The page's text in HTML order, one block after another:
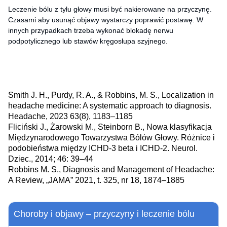
Choroby i objawy – przyczyny i leczenie bólu
Leczenie bólu z tyłu głowy musi być nakierowane na przyczynę.
Czasami aby usunąć objawy wystarczy poprawić postawę. W
innych przypadkach trzeba wykonać blokadę nerwu
podpotylicznego lub stawów kręgosłupa szyjnego.
Smith J. H., Purdy, R. A., & Robbins, M. S., Localization in
headache medicine: A systematic approach to diagnosis.
Headache, 2023 63(8), 1183–1185
Fliciński J., Żarowski M., Steinborn B., Nowa klasyfikacja
Międzynarodowego Towarzystwa Bólów Głowy. Różnice i
podobieństwa między ICHD-3 beta i ICHD-2. Neurol.
Dziec., 2014; 46: 39–44
Robbins M. S., Diagnosis and Management of Headache:
A Review, „JAMA” 2021, t. 325, nr 18, 1874–1885